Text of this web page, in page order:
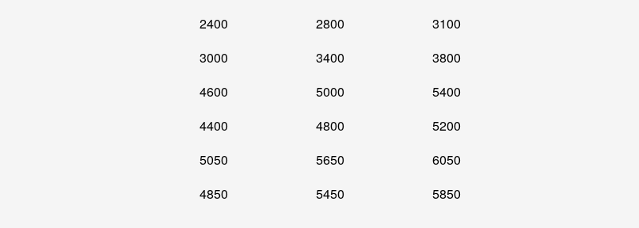
2400 2800
3100
3000 3400
3800
4600 5000
5400
4400 4800
5200
5050 5650
6050
4850 5450 5850